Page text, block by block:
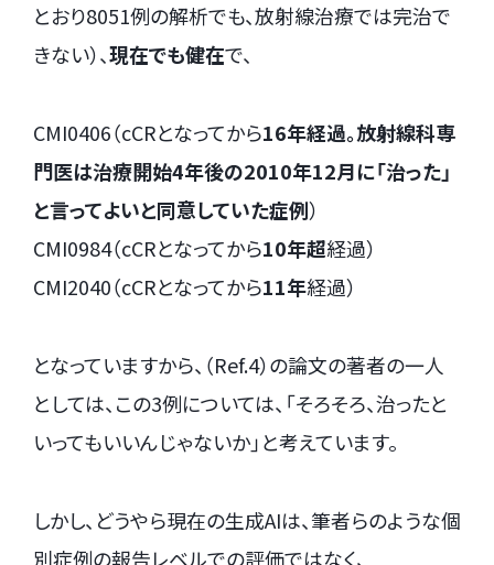
とおり8051例の解析でも、放射線治療では完治で
きない）、現在でも健在で、
CMI0406（cCRとなってから16年経過。放射線科専
門医は治療開始4年後の2010年12月に「治った」
と言ってよいと同意していた症例）
CMI0984（cCRとなってから10年超経過）
CMI2040（cCRとなってから11年経過）
となっていますから、（Ref.4）の論文の著者の一人
としては、この3例については、「そろそろ、治ったと
いってもいいんじゃないか」と考えています。
しかし、どうやら現在の生成AIは、筆者らのような個
別症例の報告レベルでの評価ではなく、